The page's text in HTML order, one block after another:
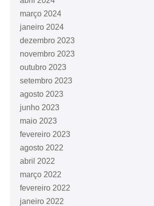
março 2024
janeiro 2024
dezembro 2023
novembro 2023
outubro 2023
setembro 2023
agosto 2023
junho 2023
maio 2023
fevereiro 2023
agosto 2022
abril 2022
março 2022
fevereiro 2022
janeiro 2022